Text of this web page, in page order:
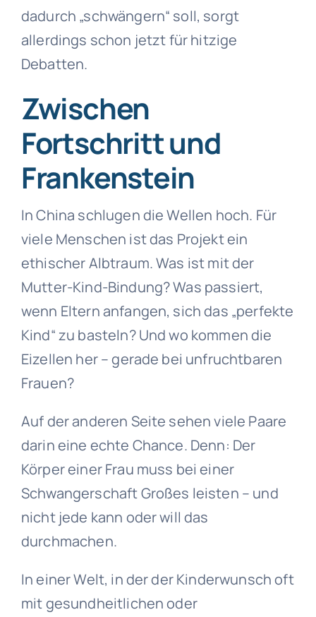
dadurch „schwängern“ soll, sorgt
allerdings schon jetzt für hitzige
Debatten.
Zwischen
Fortschritt und
Frankenstein
In China schlugen die Wellen hoch. Für
viele Menschen ist das Projekt ein
ethischer Albtraum. Was ist mit der
Mutter-Kind-Bindung? Was passiert,
wenn Eltern anfangen, sich das „perfekte
Kind“ zu basteln? Und wo kommen die
Eizellen her – gerade bei unfruchtbaren
Frauen?
Auf der anderen Seite sehen viele Paare
darin eine echte Chance. Denn: Der
Körper einer Frau muss bei einer
Schwangerschaft Großes leisten – und
nicht jede kann oder will das
durchmachen.
In einer Welt, in der der Kinderwunsch oft
mit gesundheitlichen oder